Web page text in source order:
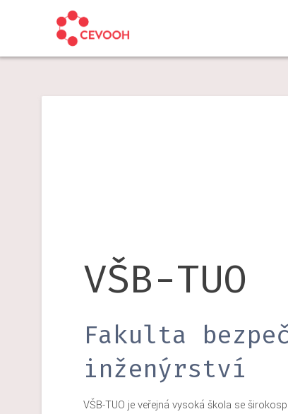
VŠB-TUO
Fakulta
inženýrství
VŠB-TUO je veřejná vysoká škola se